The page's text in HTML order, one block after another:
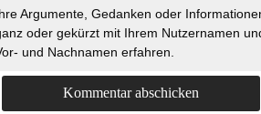
Argumente, Gedanken oder
oder gekürzt mit Ihrem Nutzernamen
und Nachnamen erfahren.